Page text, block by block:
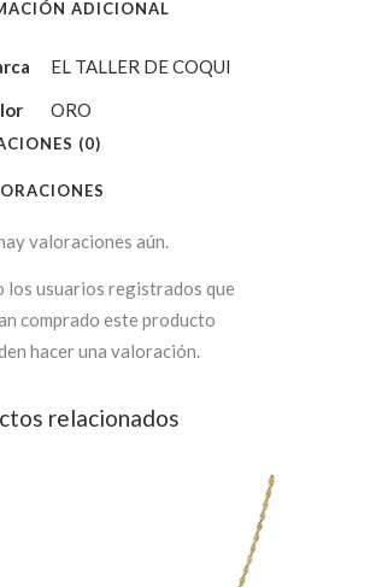
ADICIONAL
EL TALLER DE COQUI
ORO
(0)
valoraciones aún.
los usuarios registrados que
comprado este producto
hacer una valoración.
relacionados